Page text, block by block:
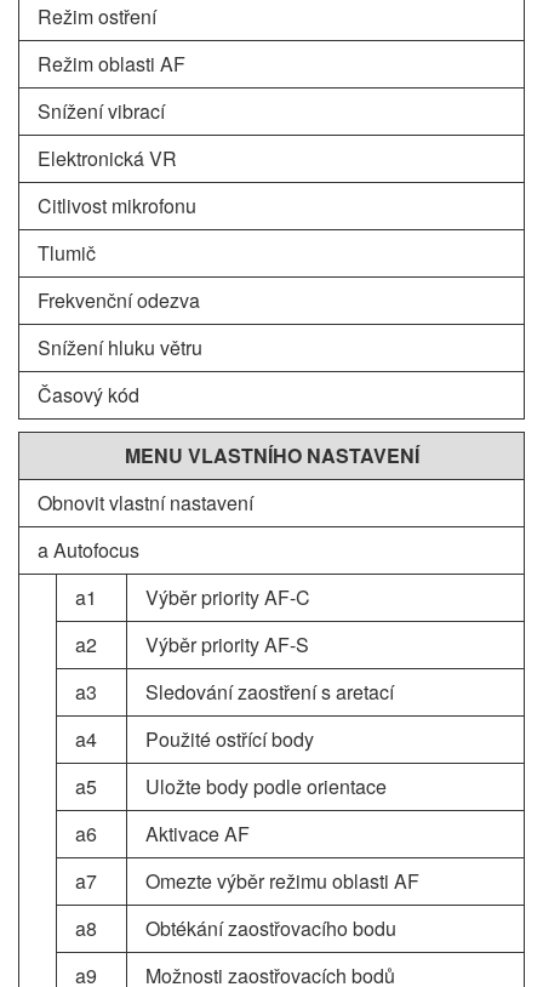
Režim ostření
Režim oblasti AF
Snížení vibrací
Elektronická VR
Citlivost mikrofonu
Tlumič
Frekvenční odezva
Snížení hluku větru
Časový kód
MENU VLASTNÍHO NASTAVENÍ
Obnovit vlastní nastavení
a Autofocus
a1
Výběr priority AF-C
a2
Výběr priority AF-S
a3
Sledování zaostření s aretací
a4
Použité ostřící body
a5
Uložte body podle orientace
a6
Aktivace AF
a7
Omezte výběr režimu oblasti AF
a8
Obtékání zaostřovacího bodu
a9
Možnosti zaostřovacích bodů